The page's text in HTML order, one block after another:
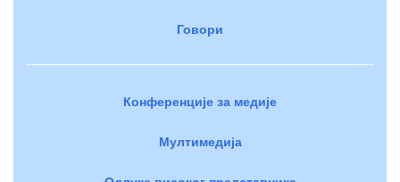
Говори
Конференције за медије
Мултимедија